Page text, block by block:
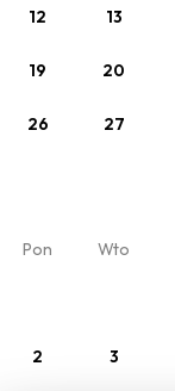
12 13
19 20
26 27
Pon Wto
2 3
Twój pobyt
Domek 1